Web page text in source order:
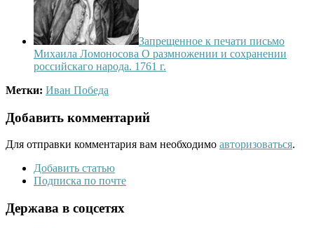
Запрещенное к печати письмо
Михаила Ломоносова О размножении и сохранении
российскаго народа. 1761 г.
Метки: Иван Победа
Добавить комментарий
Для отправки комментария вам необходимо авторизоваться.
Добавить статью
Подписка по почте
Держава в соцсетях